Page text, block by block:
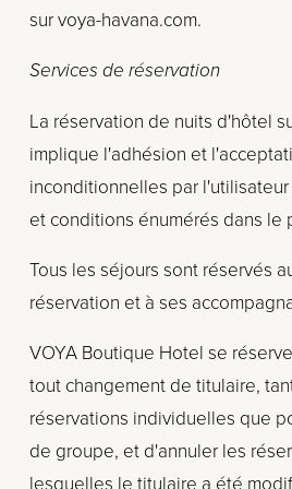
sur voya-havana.com.
Services de réservation
La réservation de nuits d'hôtel
implique l'adhésion et
inconditionnelles par
et conditions énumérés dans le
Tous les séjours sont réservés
réservation et à ses
VOYA Boutique Hotel se
tout changement de titulaire,
réservations individuelles que
de groupe, et d'annuler les
lesquelles le titulaire a été